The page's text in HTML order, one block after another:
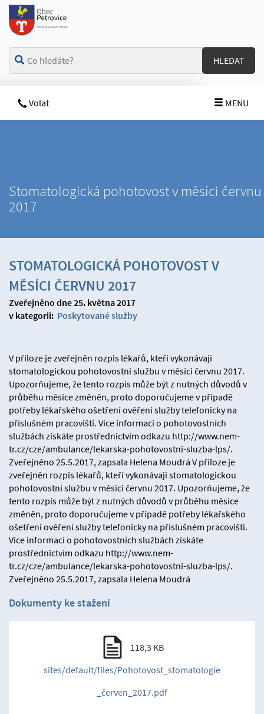
HLEDAT
MENU
Volat
Stomatologická pohotovost v měsíci červnu
2017
STOMATOLOGICKÁ POHOTOVOST V
MĚSÍCI ČERVNU 2017
Zveřejněno dne 25. května 2017
v kategorii: Poskytované služby
V příloze je zveřejněn rozpis lékařů, kteří vykonávají
stomatologickou pohotovostní službu v měsíci červnu 2017.
Upozorňujeme, že tento rozpis může být z nutných důvodů v
průběhu měsíce změněn, proto doporučujeme v případě
potřeby lékařského ošetření ověření služby telefonicky na
příslušném pracovišti. Více informací o pohotovostních
službách získáte prostřednictvím odkazu http://www.nem-
tr.cz/cze/ambulance/lekarska-pohotovostni-sluzba-lps/.
Zveřejněno 25.5.2017, zapsala Helena Moudrá V příloze je
zveřejněn rozpis lékařů, kteří vykonávají stomatologickou
pohotovostní službu v měsíci červnu 2017. Upozorňujeme, že
tento rozpis může být z nutných důvodů v průběhu měsíce
změněn, proto doporučujeme v případě potřeby lékařského
ošetření ověření služby telefonicky na příslušném pracovišti.
Více informací o pohotovostních službách získáte
prostřednictvím odkazu http://www.nem-
tr.cz/cze/ambulance/lekarska-pohotovostni-sluzba-lps/.
Zveřejněno 25.5.2017, zapsala Helena Moudrá
Dokumenty ke stažení
118,3 KB
sites/default/files/Pohotovost_stomatologie
_červen_2017.pdf